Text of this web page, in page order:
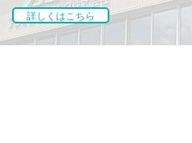
詳しくはこちら